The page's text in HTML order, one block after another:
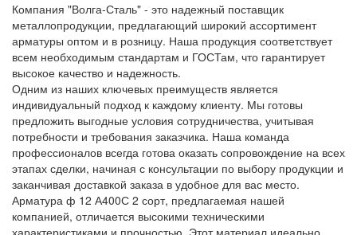
Компания "Волга-Сталь" - это надежный поставщик
металлопродукции, предлагающий широкий ассортимент
арматуры оптом и в розницу. Наша продукция соответствует
всем необходимым стандартам и ГОСТам, что гарантирует
высокое качество и надежность.
Одним из наших ключевых преимуществ является
индивидуальный подход к каждому клиенту. Мы готовы
предложить выгодные условия сотрудничества, учитывая
потребности и требования заказчика. Наша команда
профессионалов всегда готова оказать сопровождение на всех
этапах сделки, начиная с консультации по выбору продукции и
заканчивая доставкой заказа в удобное для вас место.
Арматура ф 12 А400С 2 сорт, предлагаемая нашей
компанией, отличается высокими техническими
характеристиками и прочностью. Этот материал идеально